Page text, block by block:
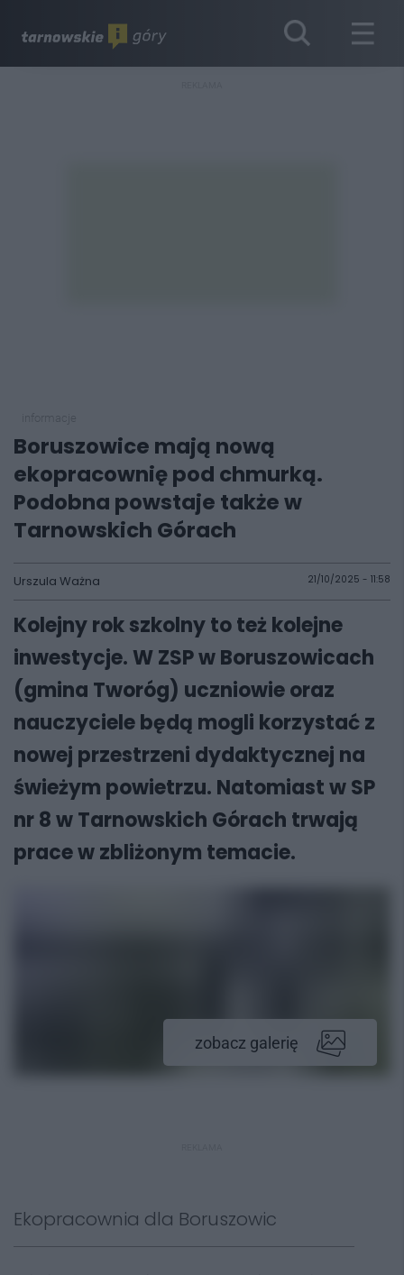
Boruszowice mają nową
ekopracownię pod chmurką.
Podobna powstaje także w
Tarnowskich Górach
Urszula Ważna 21/10/2025 - 11:58
Kolejny rok szkolny to też kolejne
inwestycje. W ZSP w Boruszowicach
(gmina Tworóg) uczniowie oraz
nauczyciele będą mogli korzystać z
nowej przestrzeni dydaktycznej na
świeżym powietrzu. Natomiast w SP
nr 8 w Tarnowskich Górach trwają
prace w zbliżonym temacie.
zobacz galerię
Ekopracownia dla Boruszowic